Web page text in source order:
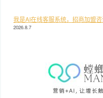
我是AI在线客服系统，招商加盟
2026.8.7